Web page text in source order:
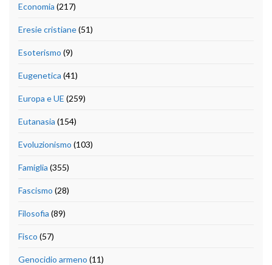
Economia (217)
Eresie cristiane(51)
Esoterismo (9)
Eugenetica (41)
Europa e UE (259)
Eutanasia (154)
Evoluzionismo (103)
Famiglia (355)
Fascismo (28)
Filosofia (89)
Fisco (57)
Genocidio armeno (11)